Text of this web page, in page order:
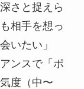
さと捉えら
相手を想っ
いたい」
ンスで「ポ
度（中〜